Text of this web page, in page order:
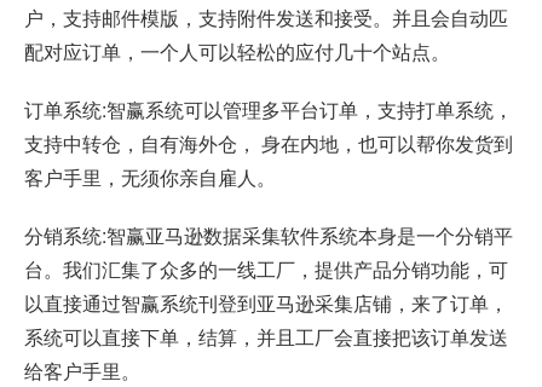
户，支持邮件模版，支持附件发送和接受。并且会自动匹
配对应订单，一个人可以轻松的应付几十个站点。
订单系统:智赢系统可以管理多平台订单，支持打单系统，
支持中转仓，自有海外仓， 身在内地，也可以帮你发货到
客户手里，无须你亲自雇人。
分销系统:智赢亚马逊数据采集软件系统本身是一个分销平
台。我们汇集了众多的一线工厂，提供产品分销功能，可
以直接通过智赢系统刊登到亚马逊采集店铺，来了订单，
系统可以直接下单，结算，并且工厂会直接把该订单发送
给客户手里。